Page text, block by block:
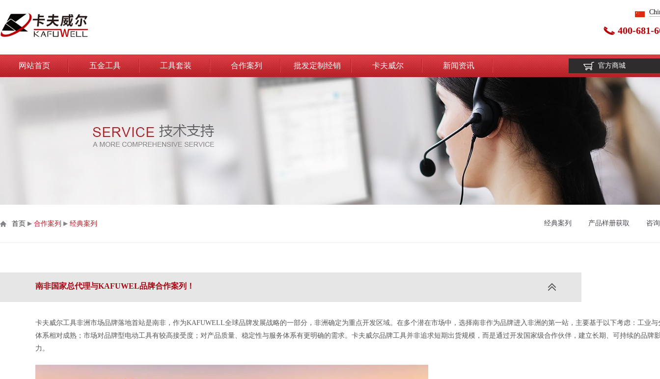
400-681-
网站首页 五金工具 工具套装 合作案列 批发定制经销 卡夫威尔 新闻资讯 官方商城
首页 ▶ 合作案列 ▶ 经典案列 经典案列 产品样册获取 咨
南非国家总代理与KAFUWEL品牌合作案列！
卡夫威尔工具非洲市场品牌落地首站是南非，作为KAFUWELL全球品牌发展战略的一部分，非洲确定为重点开发区域。在多个潜在市场中，选择南非作为品牌进入非洲的第一站，主要基于以下考虑：工业与
体系相对成熟；市场对品牌型电动工具有较高接受度 ； 对产品质量、稳定性与服务体系有更明确的需求。卡夫威尔品牌工具并非追求短期出货规模，而是通过开发国家级合作伙伴，建立长期、可持续的品牌
力。